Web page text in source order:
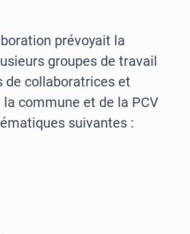
prévoyait la
groupes de travail
de collaboratrices et
commune et de la PCV
suivantes :